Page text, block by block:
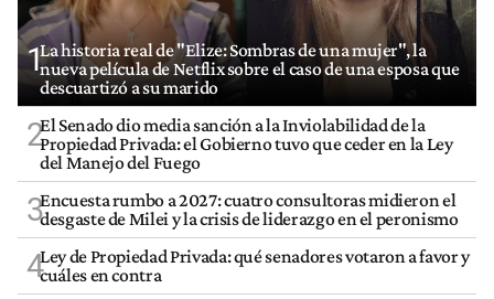
1La historia real de "Elize: Sombras de una mujer", la
nueva película de Netflix sobre el caso de una esposa que
descuartizó a su marido
2El Senado dio media sanción a la Inviolabilidad de la
Propiedad Privada: el Gobierno tuvo que ceder en la Ley
del Manejo del Fuego
3Encuesta rumbo a 2027: cuatro consultoras midieron el
desgaste de Milei y la crisis de liderazgo en el peronismo
4Ley de Propiedad Privada: qué senadores votaron a favor y
cuáles en contra